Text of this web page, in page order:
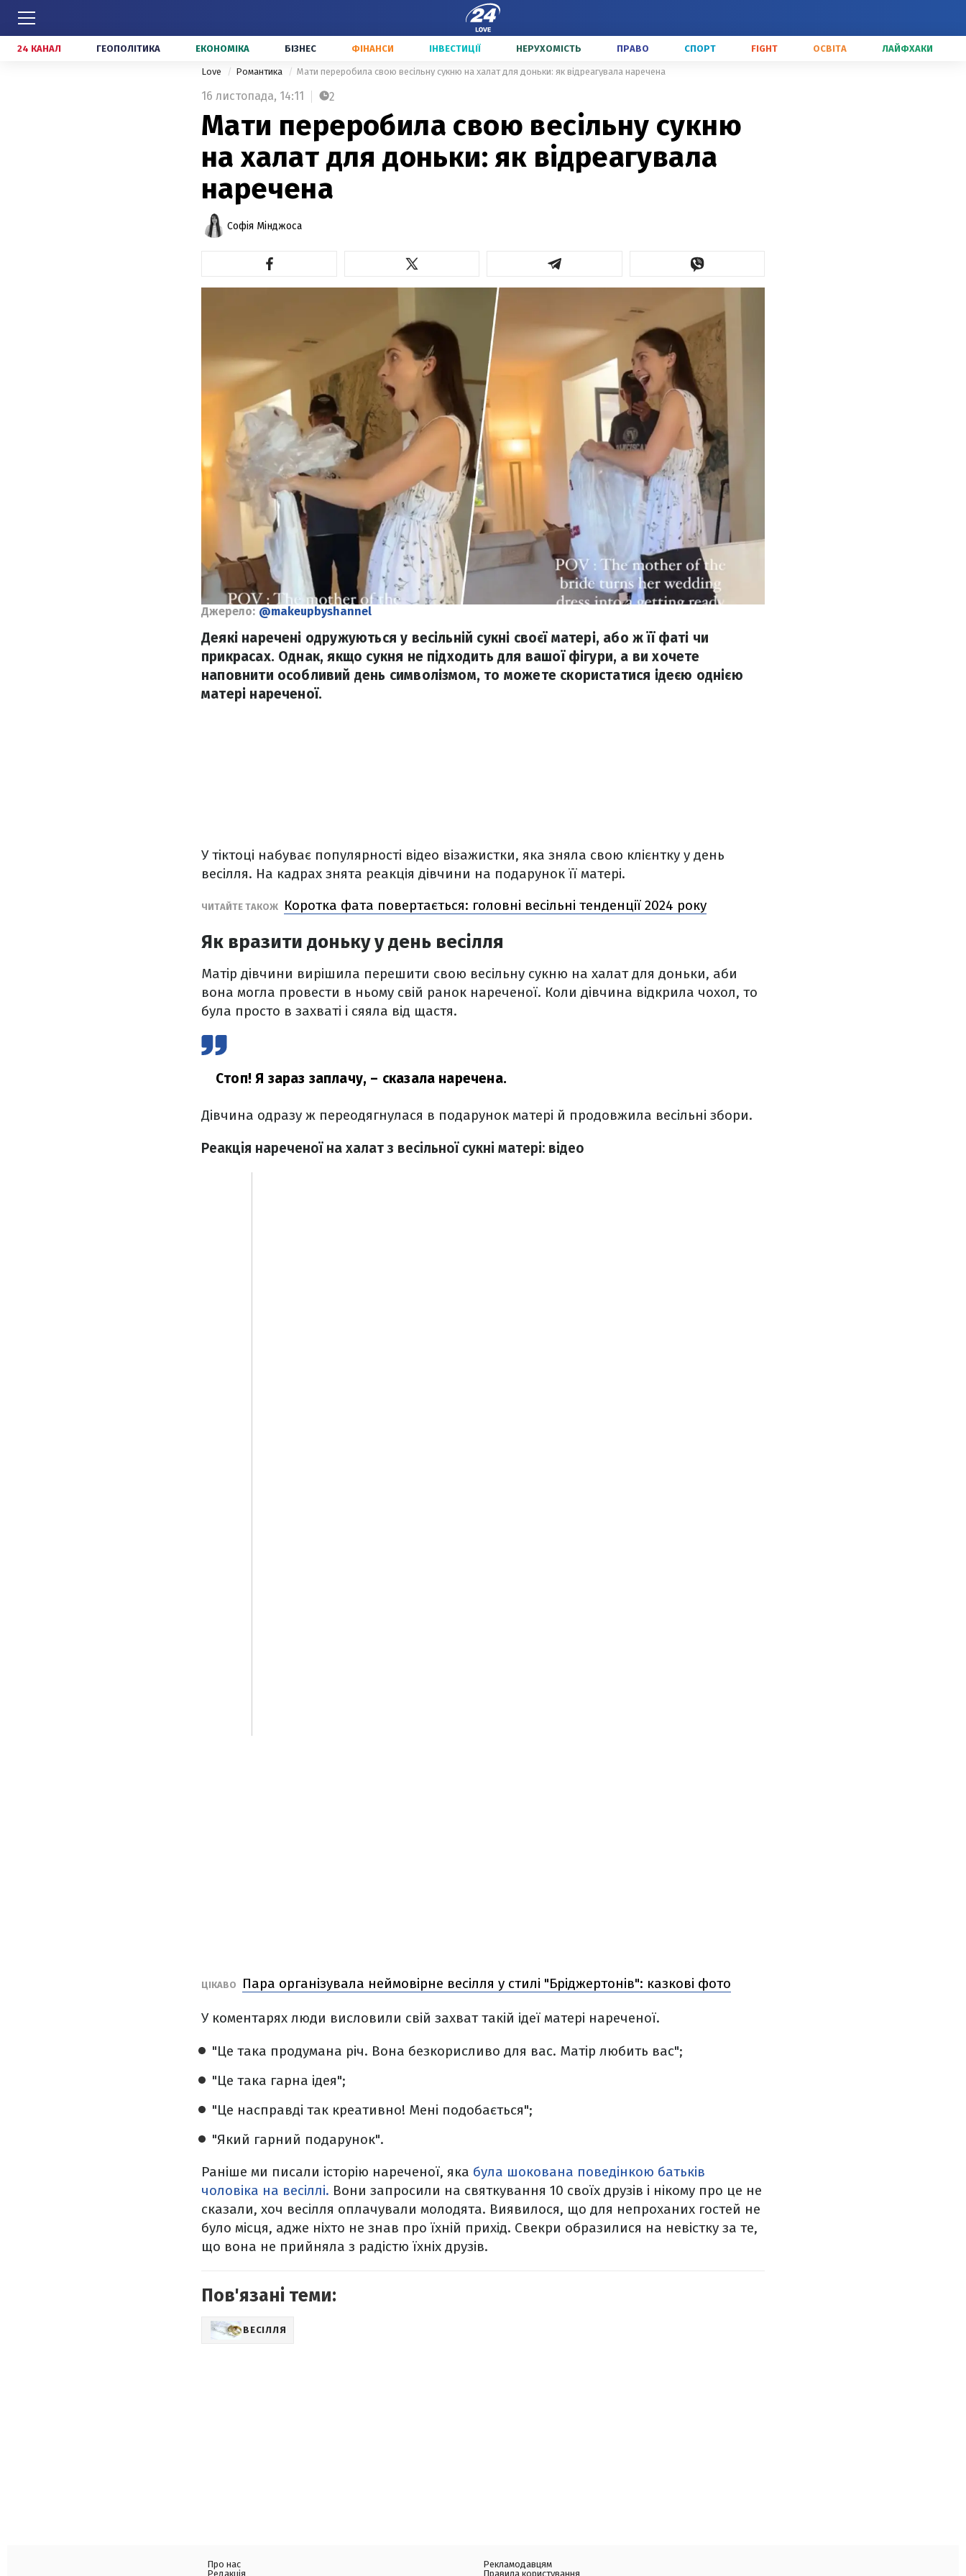
24 КАНАЛ ГЕОПОЛІТИКА ЕКОНОМІКА БІЗНЕС ФІНАНСИ ІНВЕСТИЦІЇ НЕРУХОМІСТЬ ПРАВО СПОРТ FIGHT ОСВІТА ЛАЙФХАКИ
Love Романтика Мати переробила свою весільну сукню на халат для доньки: як відреагувала наречена
16 листопада, 14:11 2
Мати переробила свою весільну сукню
на халат для доньки: як відреагувала
наречена
Софія Мінджоса
Джерело: @makeupbyshannel
Деякі наречені одружуються у весільній сукні своєї матері, або ж її фаті чи
прикрасах. Однак, якщо сукня не підходить для вашої фігури, а ви хочете
наповнити особливий день символізмом, то можете скористатися ідеєю однією
матері нареченої.
У тіктоці набуває популярності відео візажистки, яка зняла свою клієнтку у день
весілля. На кадрах знята реакція дівчини на подарунок її матері.
ЧИТАЙТЕ ТАКОЖ Коротка фата повертається: головні весільні тенденції 2024 року
Як вразити доньку у день весілля
Матір дівчини вирішила перешити свою весільну сукню на халат для доньки, аби
вона могла провести в ньому свій ранок нареченої. Коли дівчина відкрила чохол, то
була просто в захваті і сяяла від щастя.
Стоп! Я зараз заплачу, – сказала наречена.
Дівчина одразу ж переодягнулася в подарунок матері й продовжила весільні збори.
Реакція нареченої на халат з весільної сукні матері: відео
ЦІКАВО Пара організувала неймовірне весілля у стилі "Бріджертонів": казкові фото
У коментарях люди висловили свій захват такій ідеї матері нареченої.
"Це така продумана річ. Вона безкорисливо для вас. Матір любить вас";
"Це така гарна ідея";
"Це насправді так креативно! Мені подобається";
"Який гарний подарунок".
Раніше ми писали історію нареченої, яка була шокована поведінкою батьків
чоловіка на весіллі. Вони запросили на святкування 10 своїх друзів і нікому про це не
сказали, хоч весілля оплачували молодята. Виявилося, що для непроханих гостей не
було місця, адже ніхто не знав про їхній прихід. Свекри образилися на невістку за те,
що вона не прийняла з радістю їхніх друзів.
Пов'язані теми:
ВЕСІЛЛЯ
Про нас
Редакція
Рекламодавцям
Правила користування